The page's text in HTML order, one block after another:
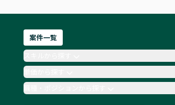
案件一覧
単価から探す
職種・ポジションから探す